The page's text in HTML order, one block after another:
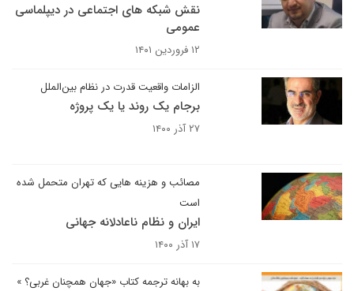
نقش شبکه های اجتماعی در دیپلماسی
عمومی
۱۲ فروردین ۱۴۰۱
الزامات واقعیت قدرت در نظام بین‌الملل
برجام یک روند یا یک پروژه
۲۷ آذر ۱۴۰۰
مصائب و هزینه هایی که تهران متحمل شده
است
ایران و نظام ناعادلانه جهانی
۱۷ آذر ۱۴۰۰
به بهانه ترجمه کتاب «جهان همچنان غربی؟ »